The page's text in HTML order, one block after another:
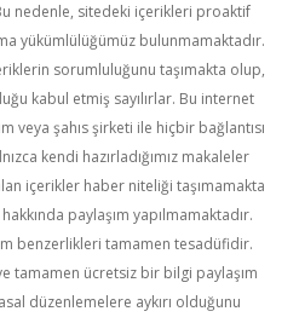
nedenle, sitedeki içerikleri proaktif
yükümlülüğümüz bulunmamaktadır.
sorumluluğunu taşımakta olup,
kabul etmiş sayılırlar. Bu internet
veya şahıs şirketi ile hiçbir bağlantısı
kendi hazırladığımız makaleler
içerikler haber niteliği taşımamakta
paylaşım yapılmamaktadır.
benzerlikleri tamamen tesadüfidir.
tamamen ücretsiz bir bilgi paylaşım
düzenlemelere aykırı olduğunu